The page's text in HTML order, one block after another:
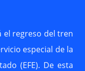
el regreso del tren
especial de la
(EFE). De esta